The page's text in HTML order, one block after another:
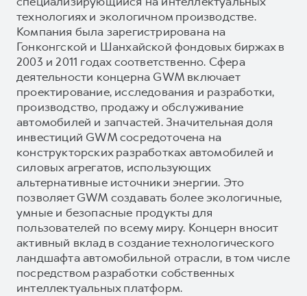
технологиях и экологичном производстве.
Компания была зарегистрирована на
Гонконгской и Шанхайской фондовых биржах в
2003 и 2011 годах соответственно. Сфера
деятельности концерна GWM включает
проектирование, исследования и разработки,
производство, продажу и обслуживание
автомобилей и запчастей. Значительная доля
инвестиций GWM сосредоточена на
конструкторских разработках автомобилей и
силовых агрегатов, использующих
альтернативные источники энергии. Это
позволяет GWM создавать более экологичные,
умные и безопасные продукты для
пользователей по всему миру. Концерн вносит
активный вклад в создание технологического
ландшафта автомобильной отрасли, в том числе
посредством разработки собственных
интеллектуальных платформ.